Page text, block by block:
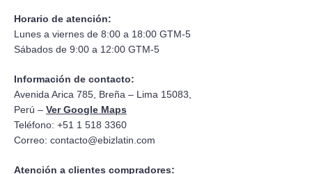
Horario de atención:
Lunes a viernes de 8:00 a 18:00 GTM-5
Sábados de 9:00 a 12:00 GTM-5
Información de contacto:
Avenida Arica 785, Breña – Lima 15083,
Perú – Ver Google Maps
Teléfono: +51 1 518 3360
Correo: contacto@ebizlatin.com
Atención a clientes compradores: